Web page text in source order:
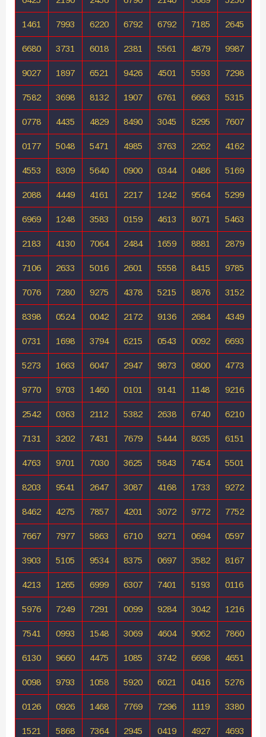
1461 7993 6220 6792 6792 7185 2645
6680 3731 6018 2381 5561 4879 9987
9027 1897 6521 9426 4501 5593 7298
7582 3698 8132 1907 6761 6663 5315
0778 4435 4829 8490 3045 8295 7607
0177 5048 5471 4985 3763 2262 4162
4553 8309 5640 0900 0344 0486 5169
2088 4449 4161 2217 1242 9564 5299
6969 1248 3583 0159 4613 8071 5463
2183 4130 7064 2484 1659 8881 2879
7106 2633 5016 2601 5558 8415 9785
7076 7280 9275 4378 5215 8876 3152
8398 0524 0042 2172 9136 2684 4349
0731 1698 3794 6215 0543 0092 6693
5273 1663 6047 2947 9873 0800 4773
9770 9703 1460 0101 9141 1148 9216
2542 0363 2112 5382 2638 6740 6210
7131 3202 7431 7679 5444 8035 6151
4763 9701 7030 3625 5843 7454 5501
8203 9541 2647 3087 4168 1733 9272
8462 4275 7857 4201 3072 9772 7752
7667 7977 5863 6710 9271 0694 0597
3903 5105 9534 8375 0697 3582 8167
4213 1265 6999 6307 7401 5193 0116
5976 7249 7291 0099 9284 3042 1216
7541 0993 1548 3069 4604 9062 7860
6130 9660 4475 1085 3742 6698 4651
0098 9793 1058 5920 6021 0416 5276
0126 0926 1468 7769 7296 1119 3380
1521 5868 7364 2945 0419 4927 4693